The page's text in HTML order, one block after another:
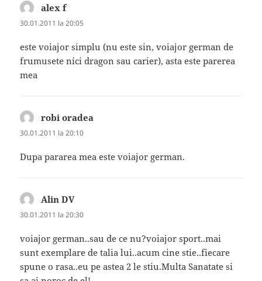
alex fspune:
30.01.2011 la 20:05
este voiajor simplu (nu este sin, voiajor german de
frumusete nici dragon sau carier), asta este parerea
mea
robi oradea
30.01.2011 la 20:10
Dupa pararea mea este voiajor german.
Alin DVspune:
30.01.2011 la 20:30
voiajor german..sau de ce nu?voiajor sport..mai
sunt exemplare de talia lui..acum cine stie..fiecare
spune o rasa..eu pe astea 2 le stiu.Multa Sanatate si